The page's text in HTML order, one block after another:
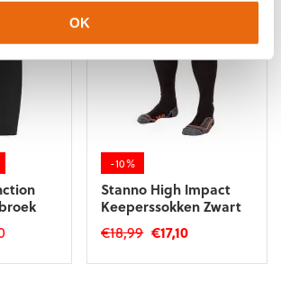
OK
-10%
Stanno High Impact
Keeperssokken Zwart
€18,99 Oorspronkelijke
€17,10Huidige
Dit